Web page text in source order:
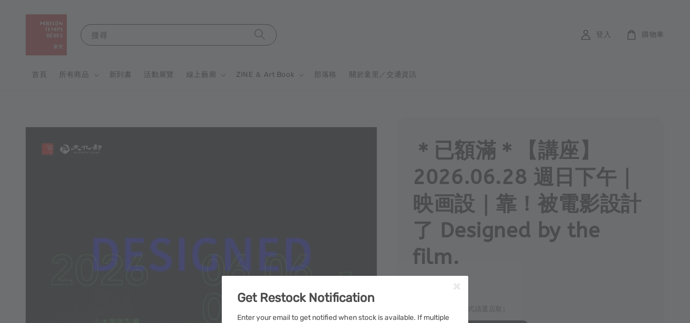
搜尋
首頁 所有商品 新到書 活動展覽 線上藝廊 ZINE ＆ Art Book 部落格 關於童里／交通資訊
登入 購物車
＊已額滿＊【講座】
2026.06.28 週日下午｜
映画設｜靠！被電影設計
了 Designed by the
film.
報名活動（出貨方式請選店取）
Get Restock Notification
Enter your email to get notified when stock is available. If multiple